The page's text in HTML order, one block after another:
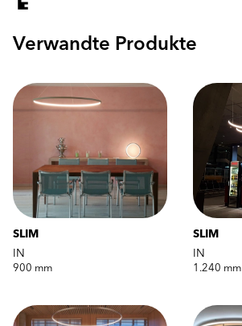
Verwandte Produkte
SLIM
IN
900 mm
SLIM
IN
1.240 mm